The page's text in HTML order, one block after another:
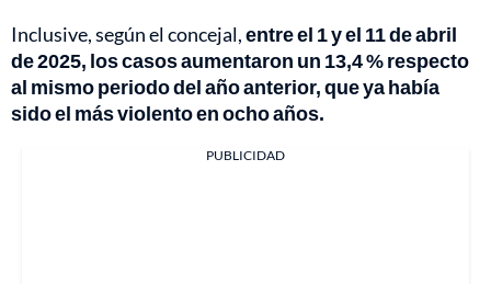
Inclusive, según el concejal,entre el 1 y el 11 de abril
de 2025, los casos aumentaron un 13,4 % respecto
al mismo periodo del año anterior, que ya había
sido el más violento en ocho años.
PUBLICIDAD